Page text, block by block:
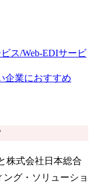
ス/Web-EDIサービ
企業におすすめ
株式会社日本総合
グ・ソリューショ